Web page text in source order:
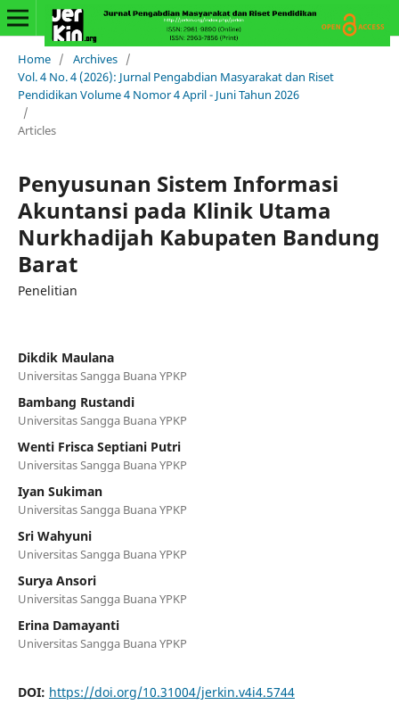
Home / Archives /
Vol. 4 No. 4 (2026): Jurnal Pengabdian Masyarakat dan Riset
Pendidikan Volume 4 Nomor 4 April - Juni Tahun 2026
/
Articles
Penyusunan Sistem Informasi
Akuntansi pada Klinik Utama
Nurkhadijah Kabupaten Bandung
Barat
Penelitian
Dikdik Maulana
Universitas Sangga Buana YPKP
Bambang Rustandi
Universitas Sangga Buana YPKP
Wenti Frisca Septiani Putri
Universitas Sangga Buana YPKP
Iyan Sukiman
Universitas Sangga Buana YPKP
Sri Wahyuni
Universitas Sangga Buana YPKP
Surya Ansori
Universitas Sangga Buana YPKP
Erina Damayanti
Universitas Sangga Buana YPKP
DOI: https://doi.org/10.31004/jerkin.v4i4.5744